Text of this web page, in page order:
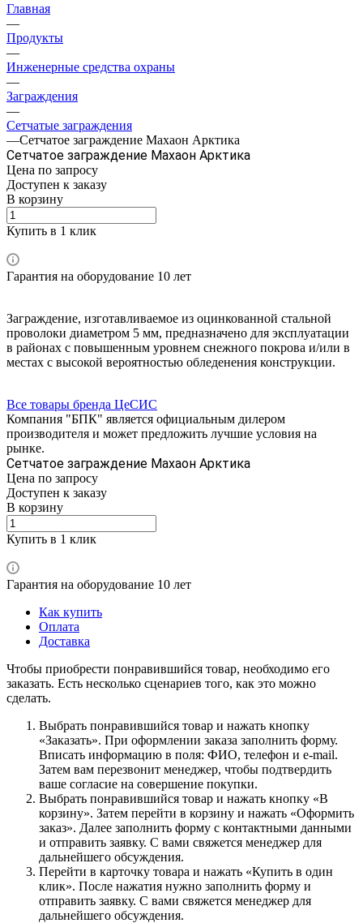
Главная
—
Продукты
—
Инженерные средства охраны
—
Заграждения
—
Сетчатые заграждения
—Сетчатое заграждение Махаон Арктика
Сетчатое заграждение Махаон Арктика
Цена по запросу
Доступен к заказу
В корзину
Купить в 1 клик
Гарантия на оборудование 10 лет
Заграждение, изготавливаемое из оцинкованной стальной
проволоки диаметром 5 мм, предназначено для эксплуатации
в районах с повышенным уровнем снежного покрова и/или в
местах с высокой вероятностью обледенения конструкции.
Все товары бренда ЦеСИС
Компания "БПК" является официальным дилером
производителя и может предложить лучшие условия на
рынке.
Сетчатое заграждение Махаон Арктика
Цена по запросу
Доступен к заказу
В корзину
Купить в 1 клик
Гарантия на оборудование 10 лет
Как купить
Оплата
Доставка
Чтобы приобрести понравившийся товар, необходимо его
заказать. Есть несколько сценариев того, как это можно
сделать.
Выбрать понравившийся товар и нажать кнопку
«Заказать». При оформлении заказа заполнить форму.
Вписать информацию в поля: ФИО, телефон и e-mail.
Затем вам перезвонит менеджер, чтобы подтвердить
ваше согласие на совершение покупки.
Выбрать понравившийся товар и нажать кнопку «В
корзину». Затем перейти в корзину и нажать «Оформить
заказ». Далее заполнить форму с контактными данными
и отправить заявку. С вами свяжется менеджер для
дальнейшего обсуждения.
Перейти в карточку товара и нажать «Купить в один
клик». После нажатия нужно заполнить форму и
отправить заявку. С вами свяжется менеджер для
дальнейшего обсуждения.